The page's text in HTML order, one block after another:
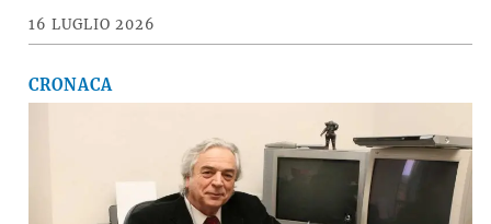
16 LUGLIO 2026
CRONACA